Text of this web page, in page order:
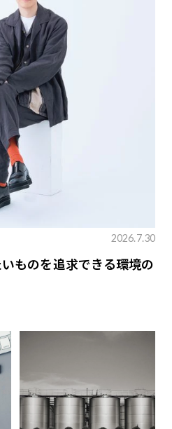
2026.7.30
いものを追求できる環境の